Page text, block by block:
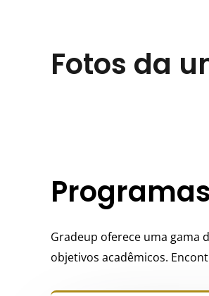
Fotos da
Gradeup oferece uma gama
objetivos acadêmicos.